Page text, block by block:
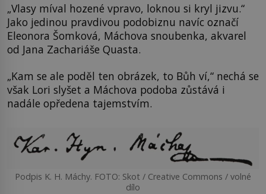
„Vlasy míval hozené vpravo, loknou si kryl jizvu.“
Jako jedinou pravdivou podobiznu navíc označí
Eleonora Šomková, Máchova snoubenka, akvarel
od Jana Zachariáše Quasta.
„Kam se ale poděl ten obrázek, to Bůh ví,“ nechá se
však Lori slyšet a Máchova podoba zůstává i
nadále opředena tajemstvím.
Podpis K. H. Máchy. FOTO: Skot / Creative Commons / volné
dílo